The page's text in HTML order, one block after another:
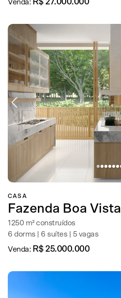
Venda: R$ 27.000.000
CASA
Fazenda Boa Vista
1250 m² construídos
6 dorms | 6 suítes | 5 vagas
Venda: R$ 25.000.000